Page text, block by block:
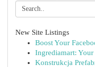
New Site Listings
Boost Your
Ingrediamart:
Konstrukcja